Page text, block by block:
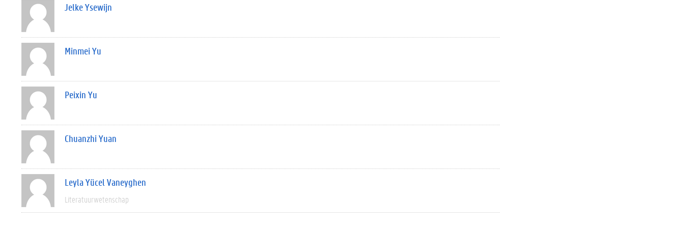
Jelke Ysewijn
Minmei Yu
Peixin Yu
Chuanzhi Yuan
Leyla Yücel Vaneyghen
Literatuurwetenschap